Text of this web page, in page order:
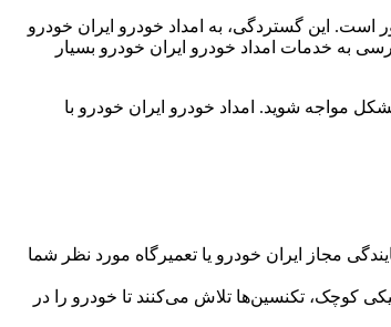
این گستردگی، به امداد خودرو ایران خودرو
به خدمات امداد خودرو ایران خودرو بسیار
مواجه شوید. امداد خودرو ایران خودرو با
مجاز ایران خودرو یا تعمیرگاه مورد نظر شما
کوچک، تکنسین‌ها تلاش می‌کنند تا خودرو را در